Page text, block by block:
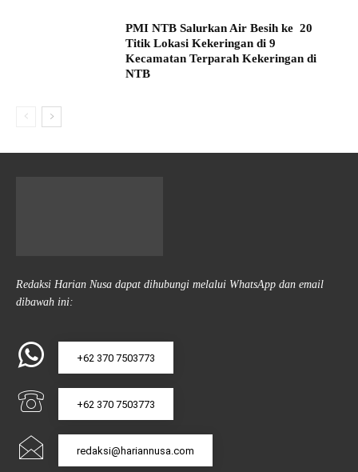
PMI NTB Salurkan Air Besih ke 20
Titik Lokasi Kekeringan di 9
Kecamatan Terparah Kekeringan di
NTB
Redaksi Harian Nusa dapat dihubungi melalui WhatsApp dan email
dibawah ini:
+62 370 7503773
+62 370 7503773
redaksi@hariannusa.com